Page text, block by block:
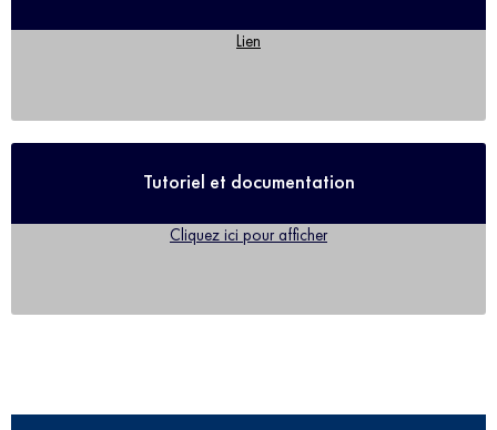
Lien
Tutoriel et documentation
Cliquez ici pour afficher